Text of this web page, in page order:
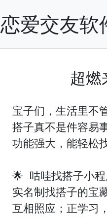
恋爱交友软
超燃
宝子们，生活里不
搭子真不是件容易
功能强大，能轻松
🌟 咕哇找搭子小程
实名制找搭子的宝
互相照应；正学习